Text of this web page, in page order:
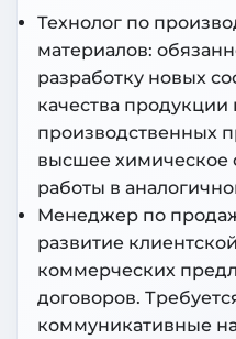
Технолог по
материалов:
разработку новых
качества
производственных
высшее химическое
работы в
Менеджер по
развитие
коммерческих
договоров.
коммуникативные